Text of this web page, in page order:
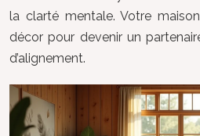
la clarté mentale. Votre
décor pour devenir un
d’alignement.